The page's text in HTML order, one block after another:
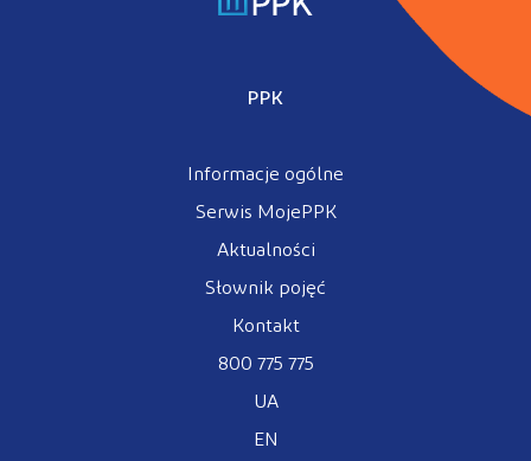
PPK
Informacje ogólne
Serwis MojePPK
Aktualności
Słownik pojęć
Kontakt
800 775 775
UA
EN